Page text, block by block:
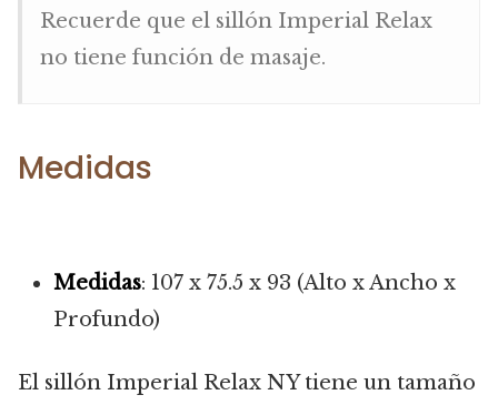
Recuerde que el sillón Imperial Relax
no tiene función de masaje.
Medidas
Medidas: 107 x 75.5 x 93 (Alto x Ancho x
Profundo)
El sillón Imperial Relax NY tiene un tamaño